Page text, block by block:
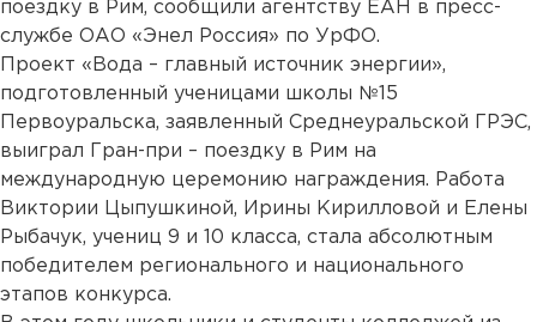
поездку в Рим, сообщили агентству ЕАН в пресс-
службе ОАО «Энел Россия» по УрФО.
Проект «Вода – главный источник энергии»,
подготовленный ученицами школы №15
Первоуральска, заявленный Среднеуральской ГРЭС,
выиграл Гран-при – поездку в Рим на
международную церемонию награждения. Работа
Виктории Цыпушкиной, Ирины Кирилловой и Елены
Рыбачук, учениц 9 и 10 класса, стала абсолютным
победителем регионального и национального
этапов конкурса.